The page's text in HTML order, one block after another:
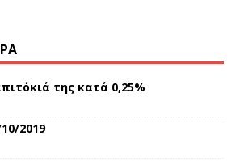
της κατά 0,25%
2019